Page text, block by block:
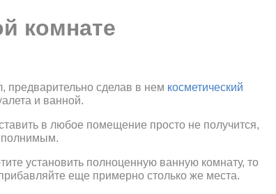
комнате
предварительно сделав в нем косметический
и ванной.
в любое помещение просто не получится,
установить полноценную ванную комнату, то
еще примерно столько же места.